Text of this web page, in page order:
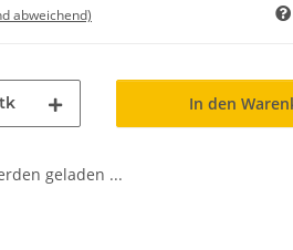
abweichend)
In den
geladen ...